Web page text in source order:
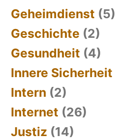
Geheimdienst (5)
Geschichte (2)
Gesundheit (4)
Innere Sicherheit
Intern (2)
Internet (26)
Justiz (14)